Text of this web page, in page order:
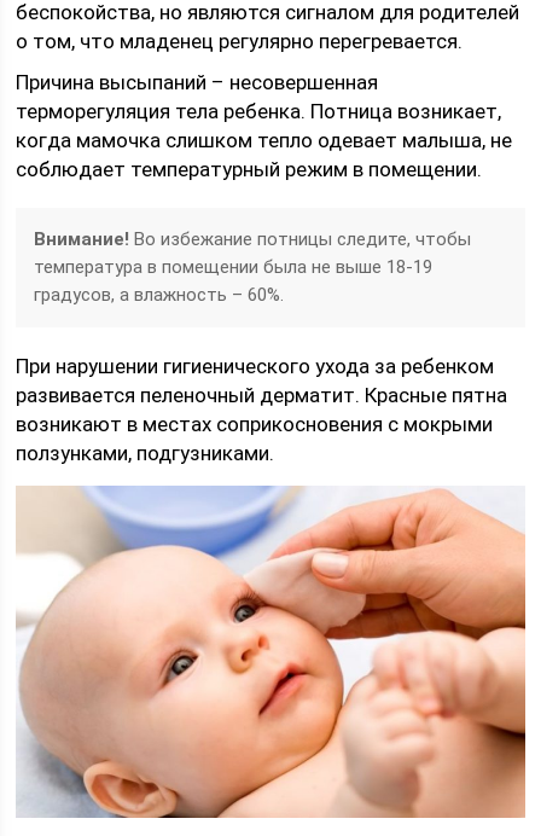
беспокойства, но являются сигналом для родителей
о том, что младенец регулярно перегревается.
Причина высыпаний – несовершенная
терморегуляция тела ребенка. Потница возникает,
когда мамочка слишком тепло одевает малыша, не
соблюдает температурный режим в помещении.
Внимание!Во избежание потницы следите, чтобы
температура в помещении была не выше 18-19
градусов, а влажность – 60%.
При нарушении гигиенического ухода за ребенком
развивается пеленочный дерматит. Красные пятна
возникают в местах соприкосновения с мокрыми
ползунками, подгузниками.